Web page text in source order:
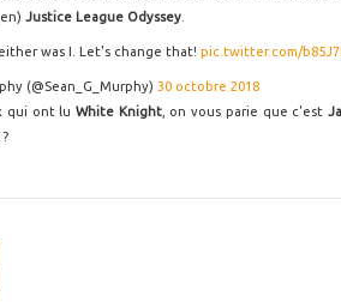
Justice League Odyssey
was I. Let's change that! pic.twitter.com/
(@Sean_G_Murphy) 30 octobre 2018
qui ont luWhite Knight, on vous parie que c'est